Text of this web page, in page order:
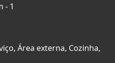
- 1
Área externa, Cozinha,